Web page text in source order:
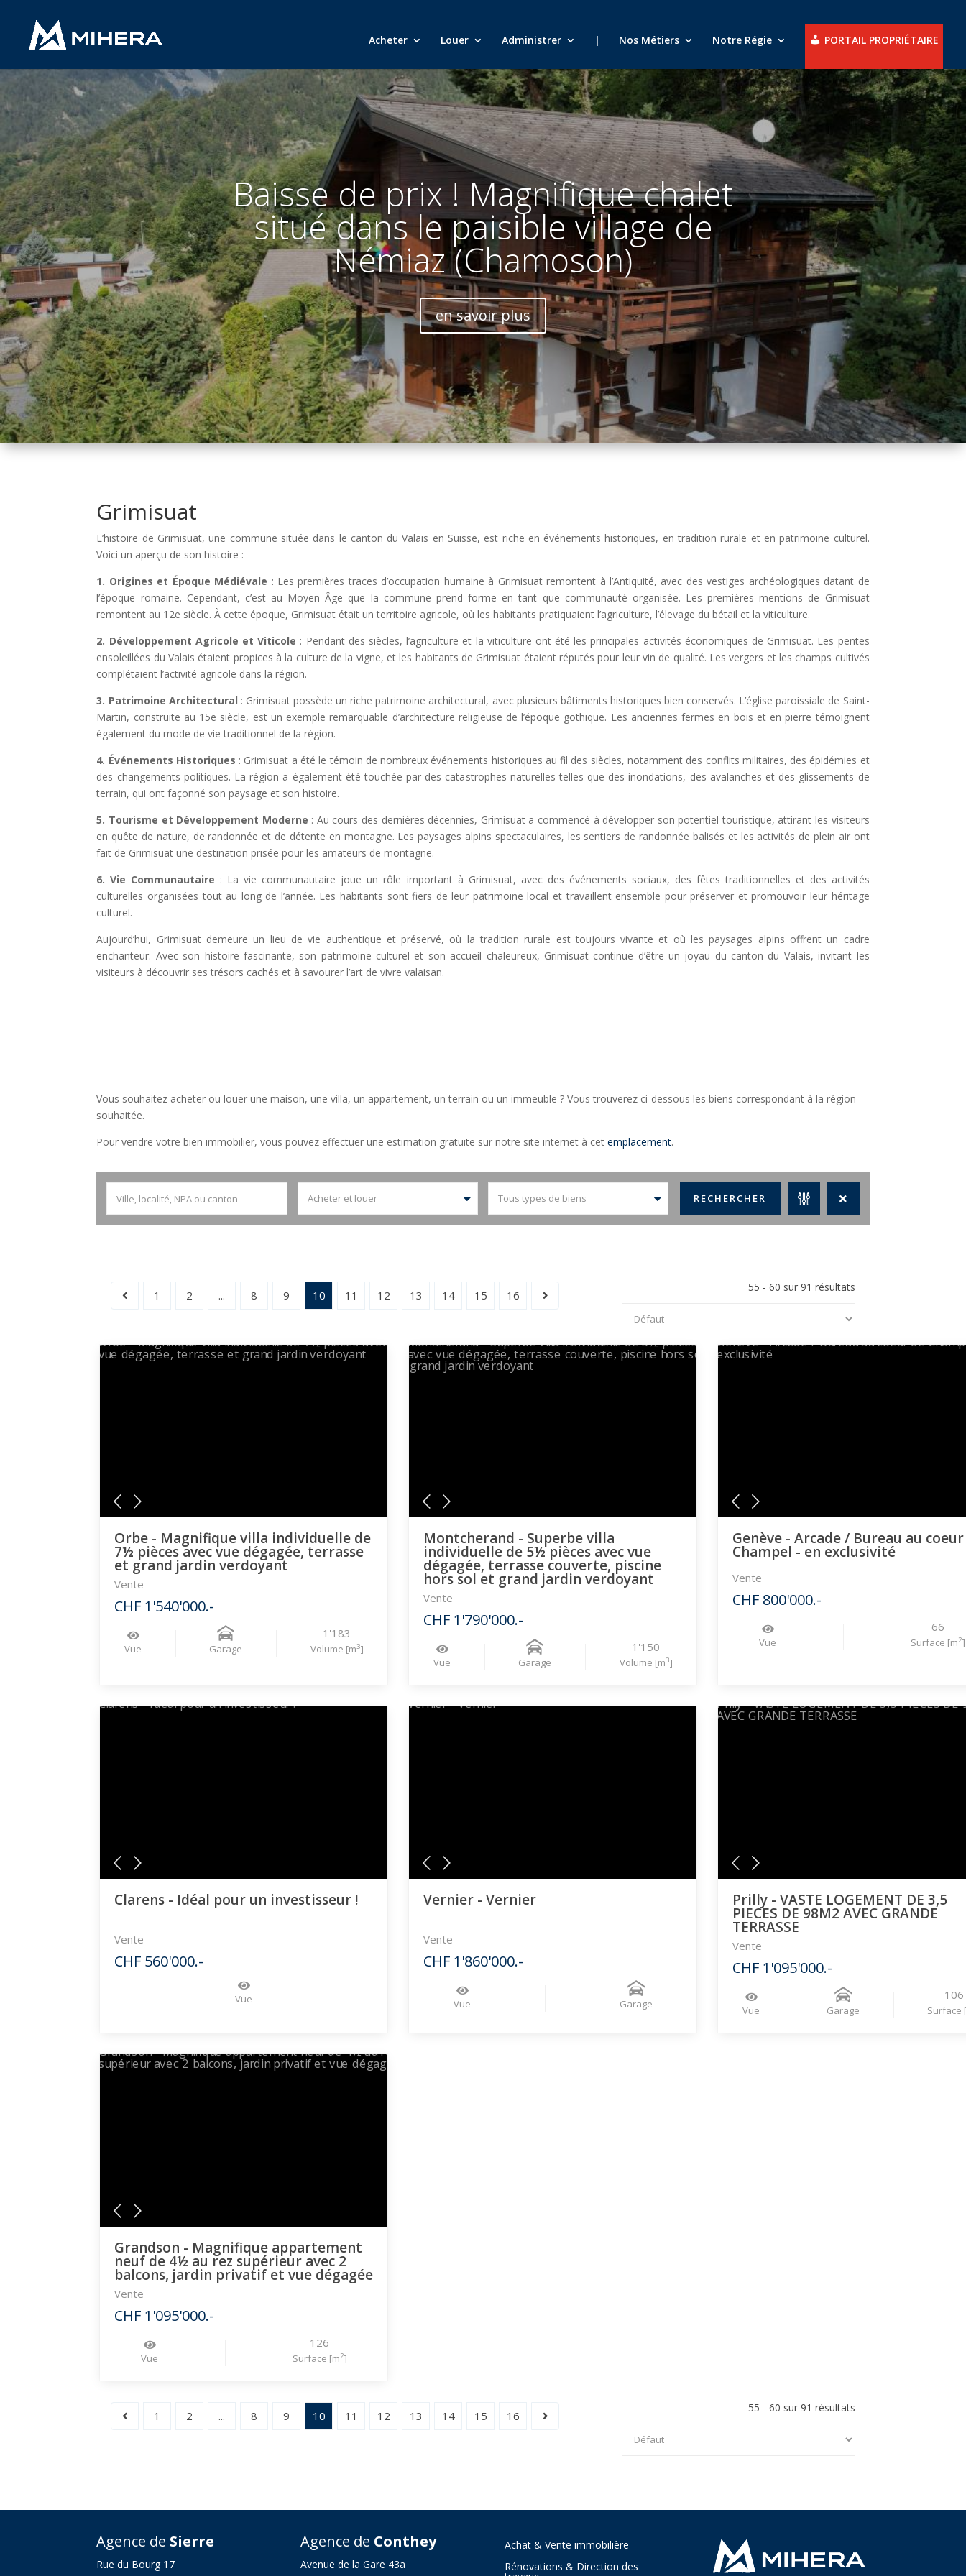
Acheter Louer Administrer | Nos Métiers Notre Régie PORTAIL PROPRIÉTAIRE
Baisse de prix ! Magnifique chalet
situé dans le paisible village de
Némiaz (Chamoson)
en savoir plus
Grimisuat
L’histoire de Grimisuat, une commune située dans le canton du Valais en Suisse, est riche en événements historiques, en tradition rurale et en patrimoine culturel.
Voici un aperçu de son histoire :
1. Origines et Époque Médiévale : Les premières traces d’occupation humaine à Grimisuat remontent à l’Antiquité, avec des vestiges archéologiques datant de
l’époque romaine. Cependant, c’est au Moyen Âge que la commune prend forme en tant que communauté organisée. Les premières mentions de Grimisuat
remontent au 12e siècle. À cette époque, Grimisuat était un territoire agricole, où les habitants pratiquaient l’agriculture, l’élevage du bétail et la viticulture.
2. Développement Agricole et Viticole : Pendant des siècles, l’agriculture et la viticulture ont été les principales activités économiques de Grimisuat. Les pentes
ensoleillées du Valais étaient propices à la culture de la vigne, et les habitants de Grimisuat étaient réputés pour leur vin de qualité. Les vergers et les champs cultivés
complétaient l’activité agricole dans la région.
3. Patrimoine Architectural : Grimisuat possède un riche patrimoine architectural, avec plusieurs bâtiments historiques bien conservés. L’église paroissiale de Saint-
Martin, construite au 15e siècle, est un exemple remarquable d’architecture religieuse de l’époque gothique. Les anciennes fermes en bois et en pierre témoignent
également du mode de vie traditionnel de la région.
4. Événements Historiques : Grimisuat a été le témoin de nombreux événements historiques au fil des siècles, notamment des conflits militaires, des épidémies et
des changements politiques. La région a également été touchée par des catastrophes naturelles telles que des inondations, des avalanches et des glissements de
terrain, qui ont façonné son paysage et son histoire.
5. Tourisme et Développement Moderne : Au cours des dernières décennies, Grimisuat a commencé à développer son potentiel touristique, attirant les visiteurs
en quête de nature, de randonnée et de détente en montagne. Les paysages alpins spectaculaires, les sentiers de randonnée balisés et les activités de plein air ont
fait de Grimisuat une destination prisée pour les amateurs de montagne.
6. Vie Communautaire : La vie communautaire joue un rôle important à Grimisuat, avec des événements sociaux, des fêtes traditionnelles et des activités
culturelles organisées tout au long de l’année. Les habitants sont fiers de leur patrimoine local et travaillent ensemble pour préserver et promouvoir leur héritage
culturel.
Aujourd’hui, Grimisuat demeure un lieu de vie authentique et préservé, où la tradition rurale est toujours vivante et où les paysages alpins offrent un cadre
enchanteur. Avec son histoire fascinante, son patrimoine culturel et son accueil chaleureux, Grimisuat continue d’être un joyau du canton du Valais, invitant les
visiteurs à découvrir ses trésors cachés et à savourer l’art de vivre valaisan.
Vous souhaitez acheter ou louer une maison, une villa, un appartement, un terrain ou un immeuble ? Vous trouverez ci-dessous les biens correspondant à la région
souhaitée.
Pour vendre votre bien immobilier, vous pouvez effectuer une estimation gratuite sur notre site internet à cetemplacement.
Acheter et louer Tous types de biens
1 2 ... 8 9 10 11 12 13 14 15 16
55 - 60 sur 91 résultats
Orbe - Magnifique villa individuelle de
7½ pièces avec vue dégagée, terrasse
et grand jardin verdoyant
Vente
CHF 1'540'000.-
Vue Garage
1'183
Volume [m3]
Montcherand - Superbe villa
individuelle de 5½ pièces avec vue
dégagée, terrasse couverte, piscine
hors sol et grand jardin verdoyant
Vente
CHF 1'790'000.-
Vue Garage
1'150
Volume [m3]
Genève - Arcade / Bureau au
Champel - en exclusivité
Vente
CHF 800'000.-
Vue
66
Surface [m2]
Clarens - Idéal pour un investisseur !
Vente
CHF 560'000.-
Vue
Vernier - Vernier
Vente
CHF 1'860'000.-
Vue Garage
Prilly - VASTE LOGEMENT DE 3,5
PIECES DE 98M2 AVEC GRANDE
TERRASSE
Vente
CHF 1'095'000.-
Vue Garage
106
Surface
Grandson - Magnifique appartement
neuf de 4½ au rez supérieur avec 2
balcons, jardin privatif et vue dégagée
Vente
CHF 1'095'000.-
Vue
126
Surface [m2]
1 2 ... 8 9 10 11 12 13 14 15 16
55 - 60 sur 91 résultats
Agence de Sierre
Rue du Bourg 17
Agence de Conthey
Avenue de la Gare 43a
Achat & Vente immobilière
Rénovations & Direction des